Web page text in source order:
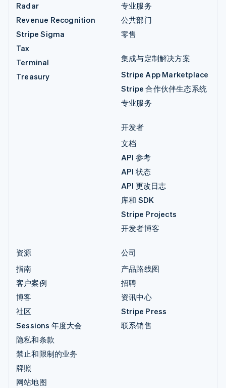
Radar
Revenue Recognition
Stripe Sigma
Tax
Terminal
Treasury
专业服务
公共部门
零售
集成与定制解决方案
Stripe App Marketplace
Stripe 合作伙伴生态系统
专业服务
开发者
文档
API 参考
API 状态
API 更改日志
库和 SDK
Stripe Projects
开发者博客
资源
指南
客户案例
博客
社区
Sessions 年度大会
隐私和条款
禁止和限制的业务
牌照
网站地图
公司
产品路线图
招聘
资讯中心
Stripe Press
联系销售